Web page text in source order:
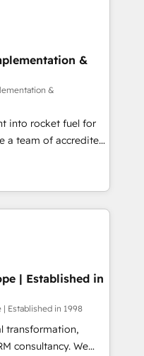
(and other
Marketing Hub,
• ISO/IEC
ISO 42001:2023
• GuardHub:
built on ISO 42001
(𝘸𝘦'𝘳𝘦 𝘴𝘶𝘱𝘦𝘳
&
&
into rocket fuel for
can
business
got and make
your website in
on the
accredited by
which means we
as well the
-
| Established in
| Established in 1998
transformation,
We